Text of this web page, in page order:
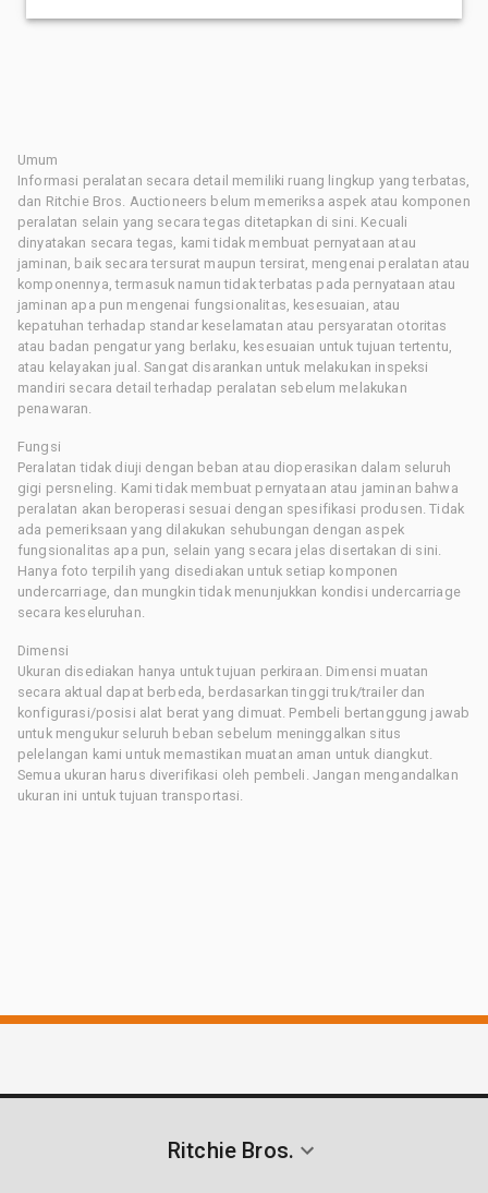
Umum
Informasi peralatan secara detail memiliki ruang lingkup yang terbatas,
dan Ritchie Bros. Auctioneers belum memeriksa aspek atau komponen
peralatan selain yang secara tegas ditetapkan di sini. Kecuali
dinyatakan secara tegas, kami tidak membuat pernyataan atau
jaminan, baik secara tersurat maupun tersirat, mengenai peralatan atau
komponennya, termasuk namun tidak terbatas pada pernyataan atau
jaminan apa pun mengenai fungsionalitas, kesesuaian, atau
kepatuhan terhadap standar keselamatan atau persyaratan otoritas
atau badan pengatur yang berlaku, kesesuaian untuk tujuan tertentu,
atau kelayakan jual. Sangat disarankan untuk melakukan inspeksi
mandiri secara detail terhadap peralatan sebelum melakukan
penawaran.
Fungsi
Peralatan tidak diuji dengan beban atau dioperasikan dalam seluruh
gigi persneling. Kami tidak membuat pernyataan atau jaminan bahwa
peralatan akan beroperasi sesuai dengan spesifikasi produsen. Tidak
ada pemeriksaan yang dilakukan sehubungan dengan aspek
fungsionalitas apa pun, selain yang secara jelas disertakan di sini.
Hanya foto terpilih yang disediakan untuk setiap komponen
undercarriage, dan mungkin tidak menunjukkan kondisi undercarriage
secara keseluruhan.
Dimensi
Ukuran disediakan hanya untuk tujuan perkiraan. Dimensi muatan
secara aktual dapat berbeda, berdasarkan tinggi truk/trailer dan
konfigurasi/posisi alat berat yang dimuat. Pembeli bertanggung jawab
untuk mengukur seluruh beban sebelum meninggalkan situs
pelelangan kami untuk memastikan muatan aman untuk diangkut.
Semua ukuran harus diverifikasi oleh pembeli. Jangan mengandalkan
ukuran ini untuk tujuan transportasi.
Ritchie Bros.